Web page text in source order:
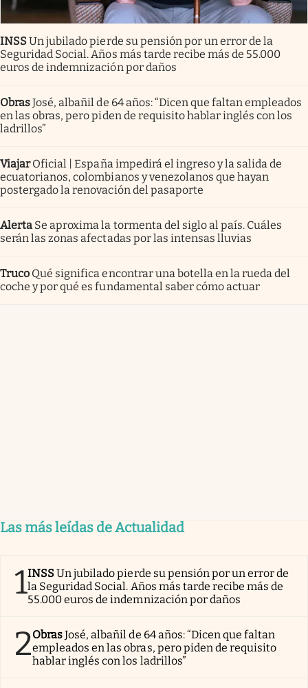
INSSUn jubilado pierde su pensión por un error de la
Seguridad Social. Años más tarde recibe más de 55.000
euros de indemnización por daños
ObrasJosé, albañil de 64 años: “Dicen que faltan empleados
en las obras, pero piden de requisito hablar inglés con los
ladrillos”
Viajar Oficial | España impedirá el ingreso y la salida de
ecuatorianos, colombianos y venezolanos que hayan
postergado la renovación del pasaporte
Alerta Se aproxima la tormenta del siglo al país. Cuáles
serán las zonas afectadas por las intensas lluvias
Truco Qué significa encontrar una botella en la rueda del
coche y por qué es fundamental saber cómo actuar
Las más leídas de Actualidad
1INSSUn jubilado pierde su pensión por un error de
la Seguridad Social. Años más tarde recibe más de
55.000 euros de indemnización por daños
2ObrasJosé, albañil de 64 años: “Dicen que faltan
empleados en las obras, pero piden de requisito
hablar inglés con los ladrillos”